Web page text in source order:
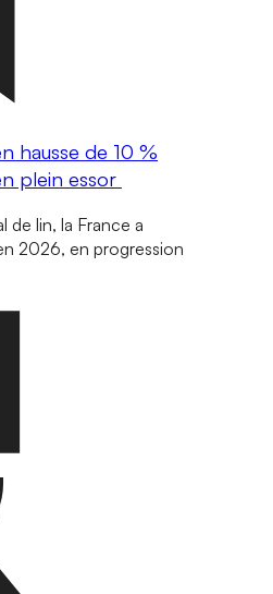
hausse de 10 %
plein essor
de lin, la France a
2026, en progression